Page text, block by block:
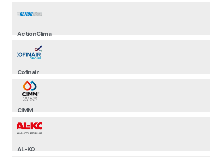
ActionClima
Cofinair
CIMM
AL-KO